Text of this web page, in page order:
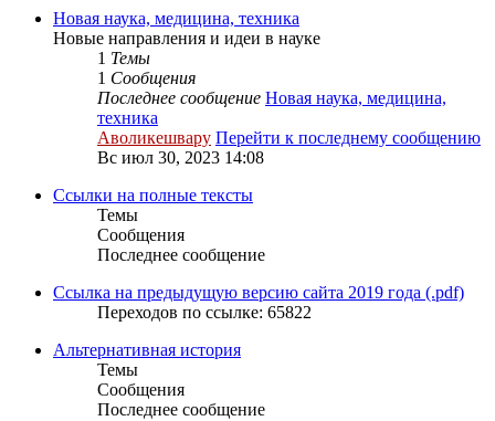
Новая наука, медицина, техника
Новые направления и идеи в науке
1 Темы
1 Сообщения
Последнее сообщение Новая наука, медицина,
техника
Аволикешвару Перейти к последнему сообщению
Вс июл 30, 2023 14:08
Ссылки на полные тексты
Темы
Сообщения
Последнее сообщение
Ссылка на предыдущую версию сайта 2019 года (.pdf)
Переходов по ссылке: 65822
Альтернативная история
Темы
Сообщения
Последнее сообщение